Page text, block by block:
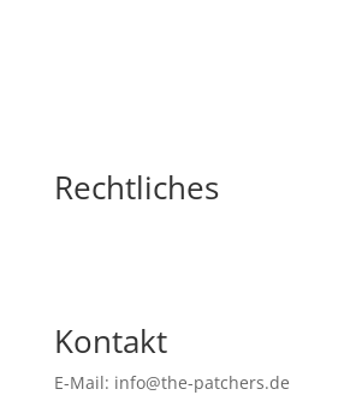
Rechtliches
Kontakt
E-Mail: info@the-patchers.de